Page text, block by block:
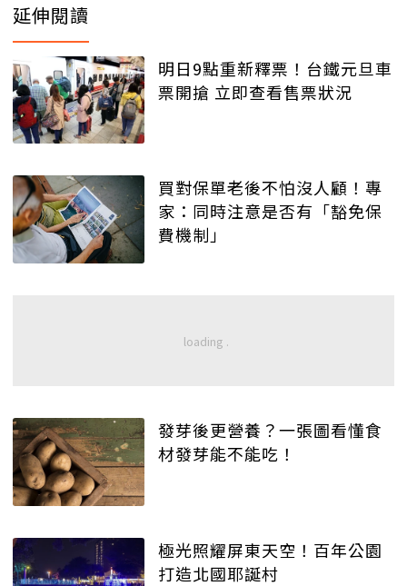
延伸閱讀
明日9點重新釋票！台鐵元旦車
票開搶 立即查看售票狀況
買對保單老後不怕沒人顧！專
家：同時注意是否有「豁免保
費機制」
發芽後更營養？一張圖看懂食
材發芽能不能吃！
極光照耀屏東天空！百年公園
打造北國耶誕村